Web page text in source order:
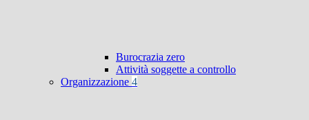
Burocrazia zero
Attività soggette a controllo
Organizzazione 4